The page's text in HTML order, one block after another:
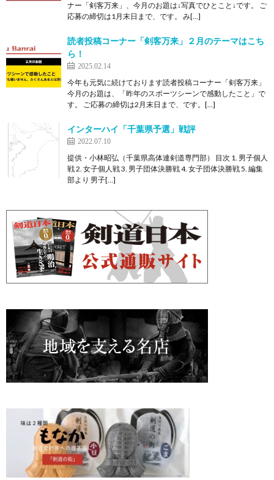
ナー「剣客万来」、今月のお題は↓写真でひとこと↓です。 ご
応募の締切は1月末日まで、です。 み[…]
読者投稿コーナー「剣客万来」２月のテーマはこち
ら！
2025.02.14
今年も元気に続けております読者投稿コーナー「剣客万来」
今月のお題は、「昨年のスポーツシーンで感動したこと」で
す。 ご応募の締切は2月末日まで、です。[…]
インターハイ「千葉県予選」戦評
2022.07.10
提供・小林昭弘（千葉県高体連剣道専門部） 目次 1. 男子個人
戦 2. 女子個人戦 3. 男子団体決勝戦 4. 女子団体決勝戦 5. 編集
部より 男子[…]